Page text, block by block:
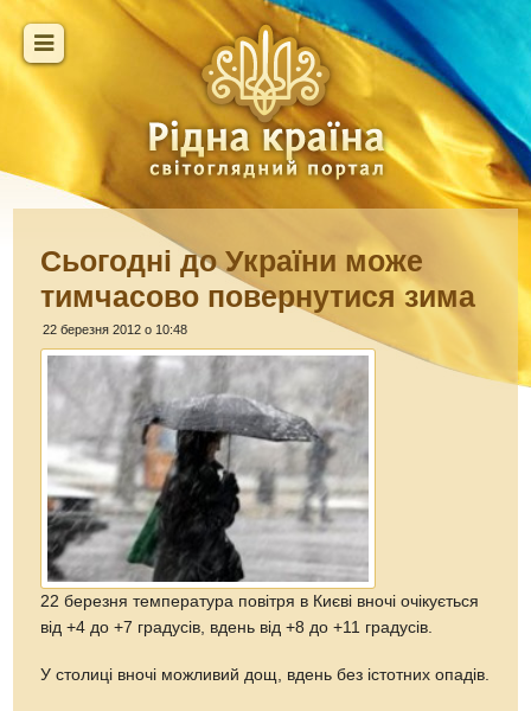
Сьогодні до України може
тимчасово повернутися зима
22 березня 2012 о 10:48
22 березня температура повітря в Києві вночі очікується
від +4 до +7 градусів, вдень від +8 до +11 градусів.
У столиці вночі можливий дощ, вдень без істотних опадів.